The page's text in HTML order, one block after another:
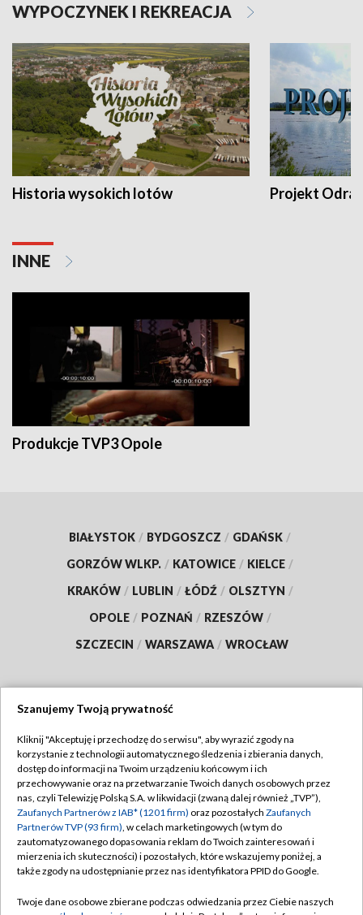
WYPOCZYNEK I REKREACJA
Historia wysokich lotów Projekt Odra
INNE
Produkcje TVP3 Opole
BIAŁYSTOK / BYDGOSZCZ / GDAŃSK /
GORZÓW WLKP. / KATOWICE / KIELCE /
KRAKÓW / LUBLIN / ŁÓDŹ / OLSZTYN /
OPOLE / POZNAŃ / RZESZÓW /
SZCZECIN / WARSZAWA / WROCŁAW
TVP
Abonament TVP
Emisja w TVP
Centrum informacji TVP
Naziemna Telewizja Cyfrowa
Regulamin TVP
Polityka prywatności
Moje zgody
Pomoc
Szanujemy Twoją prywatność
Kliknij "Akceptuję i przechodzę do serwisu", aby wyrazić zgody na
korzystanie z technologii automatycznego śledzenia i zbierania danych,
dostęp do informacji na Twoim urządzeniu końcowym i ich
przechowywanie oraz na przetwarzanie Twoich danych osobowych przez
nas, czyli Telewizję Polską S.A. w likwidacji (zwaną dalej również „TVP”),
Zaufanych Partnerów z IAB* (1201 firm) oraz pozostałych Zaufanych
Partnerów TVP (93 firm), w celach marketingowych (w tym do
zautomatyzowanego dopasowania reklam do Twoich zainteresowań i
mierzenia ich skuteczności) i pozostałych, które wskazujemy poniżej, a
także zgody na udostępnianie przez nas identyfikatora PPID do Google.
Twoje dane osobowe zbierane podczas odwiedzania przez Ciebie naszych